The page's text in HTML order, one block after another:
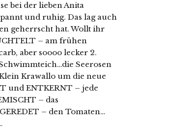
bei der lieben Anita
und ruhig. Das lag auch
geherrscht hat. Wollt ihr
– am frühen
aber soooo lecker 2.
Seerosen
Krawallo um die neue
und ENTKERNT – jede
– das
– den Tomaten…